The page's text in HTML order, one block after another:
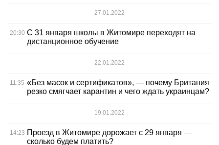
27.01.2022
20:30 С 31 января школы в Житомире переходят на
дистанционное обучение
22.01.2022
11:35 «Без масок и сертификатов», — почему Британия
резко смягчает карантин и чего ждать украинцам?
19.01.2022
14:23 Проезд в Житомире дорожает с 29 января —
сколько будем платить?